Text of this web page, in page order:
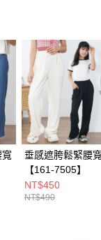
寬
垂感遮胯鬆緊腰
【161-7505】
NT$450
NT$490